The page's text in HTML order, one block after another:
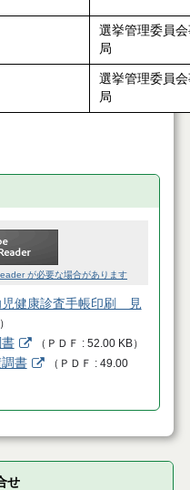
選挙管理委員
局
選挙管理委員
局
が必要な場合があります
健康診査手帳印刷 見
（ ＰＤＦ 52.00 KB）
書 （ ＰＤＦ
49.00
せ